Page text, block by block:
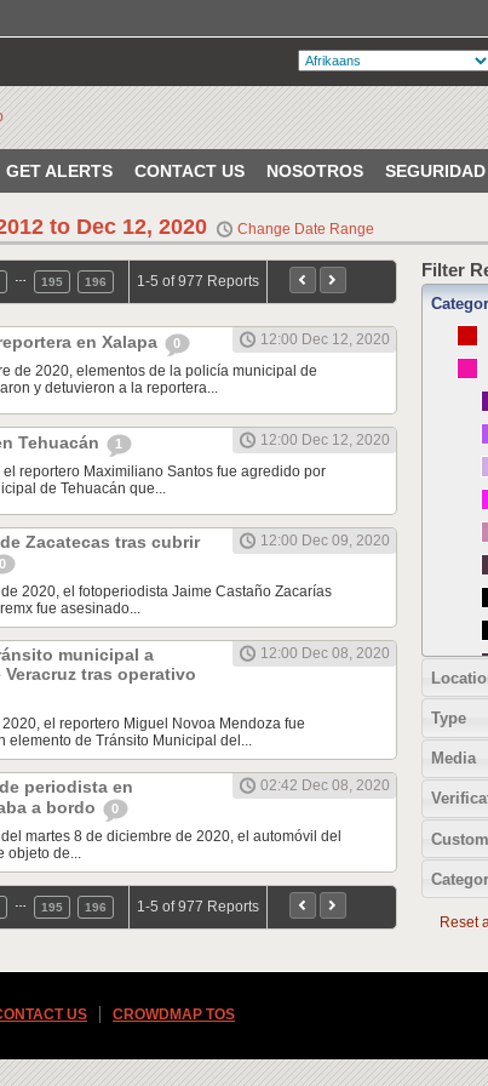
GET ALERTS CONTACT US NOSOTROS SEGURIDAD
to Dec 12, 2020 Change Date Range
195 196 1-5 of 977 Reports
en Xalapa 0
12:00 Dec 12, 2020
de 2020, elementos de la policía municipal de
y detuvieron a la reportera...
Tehuacán 1
12:00 Dec 12, 2020
reportero Maximiliano Santos fue agredido por
de Tehuacán que...
Zacatecas tras cubrir
0
12:00 Dec 09, 2020
2020, el fotoperiodista Jaime Castaño Zacarías
fue asesinado...
municipal a
tras operativo
12:00 Dec 08, 2020
el reportero Miguel Novoa Mendoza fue
elemento de Tránsito Municipal del...
periodista en
a bordo
0
02:42 Dec 08, 2020
martes 8 de diciembre de 2020, el automóvil del
objeto de...
195 196 1-5 of 977 Reports
Filter
Type
Media
Reset
US CROWDMAP TOS